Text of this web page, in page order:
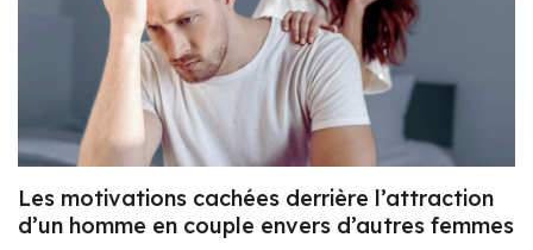
Les motivations cachées derrière l’attraction
d’un homme en couple envers d’autres femmes